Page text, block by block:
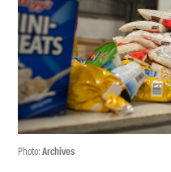
Photo:Archives